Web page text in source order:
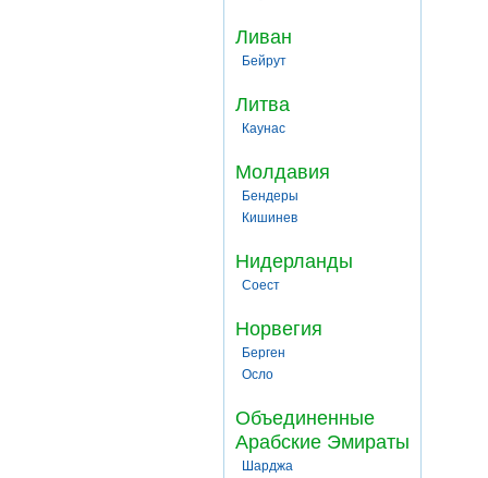
Ливан
Бейрут
Литва
Каунас
Молдавия
Бендеры
Кишинев
Нидерланды
Соест
Норвегия
Берген
Осло
Объединенные
Арабские Эмираты
Шарджа